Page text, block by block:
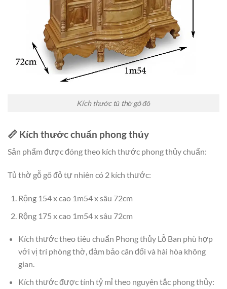
Kích thước tủ thờ gõ đỏ
📏 Kích thước chuẩn phong thủy
Sản phẩm được đóng theo kích thước phong thủy chuẩn:
Tủ thờ gỗ gõ đỏ tự nhiên có 2 kích thước:
Rộng 154 x cao 1m54 x sâu 72cm
Rộng 175 x cao 1m54 x sâu 72cm
Kích thước theo tiêu chuẩn Phong thủy Lỗ Ban phù hợp
với vị trí phòng thờ, đảm bảo cân đối và hài hòa không
gian.
Kích thước được tính tỷ mỉ theo nguyên tắc phong thủy: